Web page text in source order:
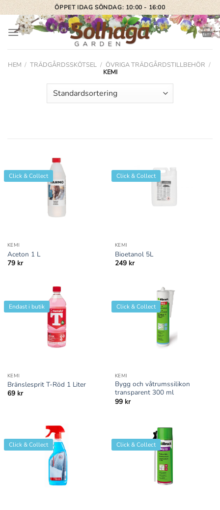
Skip
to
content
ÖPPET IDAG SÖNDAG: 10:00 - 16:00
HEM / TRÄDGÅRDSSKÖTSEL / ÖVRIGA TRÄDGÅRDSTILLBEHÖR /
KEMI
Click & Collect
KEMI
Aceton 1 L
79 kr
Click & Collect
KEMI
Bioetanol 5L
249 kr
Endast i butik
KEMI
Bränslesprit T-Röd 1 Liter
69 kr
Click & Collect
KEMI
Bygg och våtrumssilikon
transparent 300 ml
99 kr
Click & Collect Click & Collect